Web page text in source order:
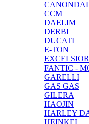
CCM
DAELIM
DERBI
DUCATI
E-TON
FANTIC -
GARELLI
GAS GAS
GILERA
HAOJIN
HARLEY
HEINKEL